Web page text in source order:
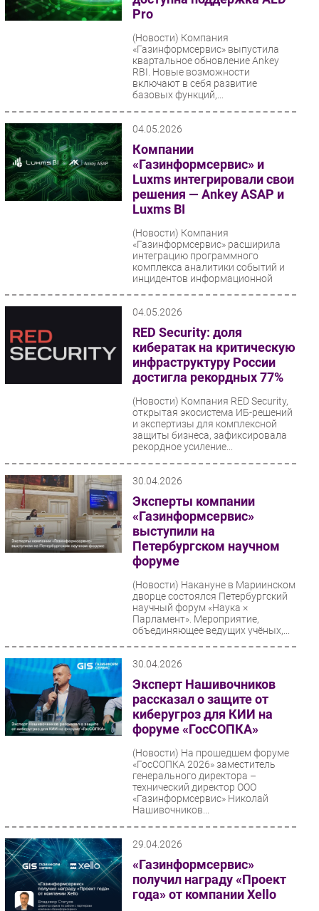
Pro
(Новости) Компания
«Газинформсервис» выпустила
квартальное обновление Ankey
RBI. Новые возможности
включают в себя развитие
базовых функций,...
04.05.2026
Компании
«Газинформсервис» и
Luxms интегрировали свои
решения — Ankey ASAP и
Luxms BI
(Новости) Компания
«Газинформсервис» расширила
интеграцию программного
комплекса аналитики событий и
инцидентов информационной
04.05.2026
RED Security: доля
кибератак на критическую
инфраструктуру России
достигла рекордных 77%
(Новости) Компания RED Security,
открытая экосистема ИБ-решений
и экспертизы для комплексной
защиты бизнеса, зафиксировала
рекордное усиление...
30.04.2026
Эксперты компании
«Газинформсервис»
выступили на
Петербургском научном
форуме
(Новости) Накануне в Мариинском
дворце состоялся Петербургский
научный форум «Наука ×
Парламент». Мероприятие,
объединяющее ведущих учёных,...
30.04.2026
Эксперт Нашивочников
рассказал о защите от
киберугроз для КИИ на
форуме «ГосСОПКА»
(Новости) На прошедшем форуме
«ГосСОПКА 2026» заместитель
генерального директора –
технический директор ООО
«Газинформсервис» Николай
Нашивочников...
29.04.2026
«Газинформсервис»
получил награду «Проект
года» от компании Xello